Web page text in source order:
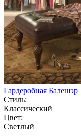
Гардеробная Балешэр
Стиль:
Классический
Цвет:
Светлый